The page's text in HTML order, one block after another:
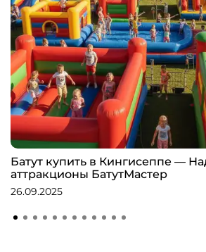
Батут купить в Кингисеппе —
аттракционы БатутМастер
26.09.2025